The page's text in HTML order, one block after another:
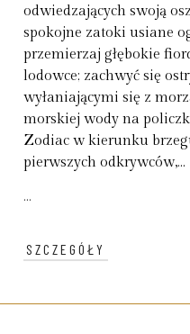
odwiedzających swoją
spokojne zatoki usiane
przemierzaj głębokie
lodowce; zachwyć się
wyłaniającymi się z
morskiej wody na
Zodiac w kierunku
pierwszych odkrywców,...
...
SZCZEGÓŁY